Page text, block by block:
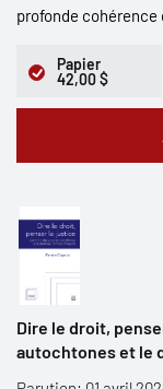
profonde cohérence
Papier
42,00 $
Dire le droit,
autochtones et le